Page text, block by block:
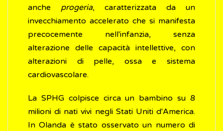
anche progeria, caratterizzata da un
invecchiamento accelerato che si manifesta
precocemente nell'infanzia, senza
alterazione delle capacità intellettive, con
alterazioni di pelle, ossa e sistema
cardiovascolare.
La SPHG colpisce circa un bambino su 8
milioni di nati vivi negli Stati Uniti d'America.
In Olanda è stato osservato un numero di